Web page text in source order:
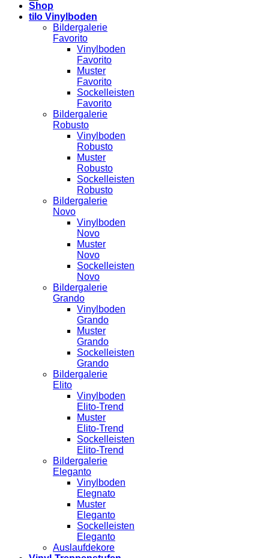
Shop
tilo Vinylboden
Bildergalerie
Favorito
Vinylboden
Favorito
Muster
Favorito
Sockelleisten
Favorito
Bildergalerie
Robusto
Vinylboden
Robusto
Muster
Robusto
Sockelleisten
Robusto
Bildergalerie
Novo
Vinylboden
Novo
Muster
Novo
Sockelleisten
Novo
Bildergalerie
Grando
Vinylboden
Grando
Muster
Grando
Sockelleisten
Grando
Bildergalerie
Elito
Vinylboden
Elito-Trend
Muster
Elito-Trend
Sockelleisten
Elito-Trend
Bildergalerie
Eleganto
Vinylboden
Elegnato
Muster
Eleganto
Sockelleisten
Eleganto
Auslaufdekore